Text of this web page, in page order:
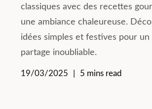
classiques avec des recettes
une ambiance chaleureuse.
idées simples et festives pour
partage inoubliable.
19/03/2025 5 mins read